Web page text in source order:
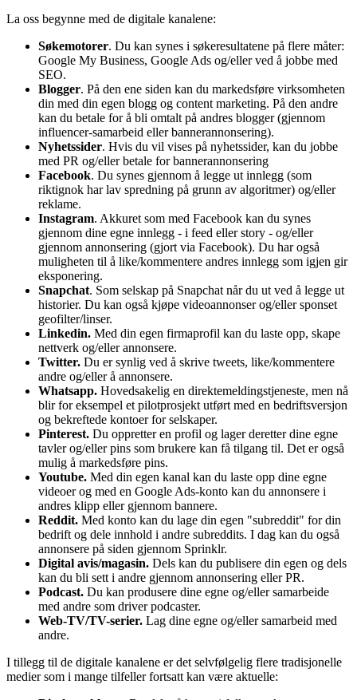
La oss begynne med de digitale kanalene:
Søkemotorer. Du kan synes i søkeresultatene på flere måter:
Google My Business, Google Ads og/eller ved å jobbe med
SEO.
Blogger. På den ene siden kan du markedsføre virksomheten
din med din egen blogg og content marketing. På den andre
kan du betale for å bli omtalt på andres blogger (gjennom
influencer-samarbeid eller bannerannonsering).
Nyhetssider. Hvis du vil vises på nyhetssider, kan du jobbe
med PR og/eller betale for bannerannonsering
Facebook. Du synes gjennom å legge ut innlegg (som
riktignok har lav spredning på grunn av algoritmer) og/eller
reklame.
Instagram. Akkuret som med Facebook kan du synes
gjennom dine egne innlegg - i feed eller story - og/eller
gjennom annonsering (gjort via Facebook). Du har også
muligheten til å like/kommentere andres innlegg som igjen gir
eksponering.
Snapchat. Som selskap på Snapchat når du ut ved å legge ut
historier. Du kan også kjøpe videoannonser og/eller sponset
geofilter/linser.
Linkedin. Med din egen firmaprofil kan du laste opp, skape
nettverk og/eller annonsere.
Twitter. Du er synlig ved å skrive tweets, like/kommentere
andre og/eller å annonsere.
Whatsapp. Hovedsakelig en direktemeldingstjeneste, men nå
blir for eksempel et pilotprosjekt utført med en bedriftsversjon
og bekreftede kontoer for selskaper.
Pinterest. Du oppretter en profil og lager deretter dine egne
tavler og/eller pins som brukere kan få tilgang til. Det er også
mulig å markedsføre pins.
Youtube. Med din egen kanal kan du laste opp dine egne
videoer og med en Google Ads-konto kan du annonsere i
andres klipp eller gjennom bannere.
Reddit. Med konto kan du lage din egen "subreddit" for din
bedrift og dele innhold i andre subreddits. I dag kan du også
annonsere på siden gjennom Sprinklr.
Digital avis/magasin. Dels kan du publisere din egen og dels
kan du bli sett i andre gjennom annonsering eller PR.
Podcast. Du kan produsere dine egne og/eller samarbeide
med andre som driver podcaster.
Web-TV/TV-serier. Lag dine egne og/eller samarbeid med
andre.
I tillegg til de digitale kanalene er det selvfølgelig flere tradisjonelle
medier som i mange tilfeller fortsatt kan være aktuelle: